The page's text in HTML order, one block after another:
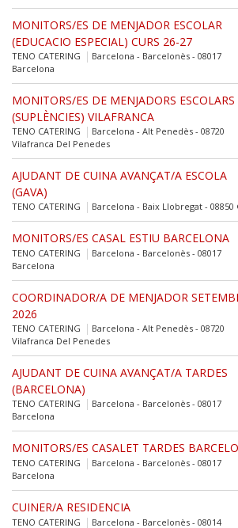
MONITORS/ES DE MENJADOR ESCOLAR
(EDUCACIO ESPECIAL) CURS 26-27
TENO CATERING
Barcelona - Barcelonès - 08017
Barcelona
MONITORS/ES DE MENJADORS ESCOLARS
(SUPLÈNCIES) VILAFRANCA
TENO CATERING
Barcelona - Alt Penedès - 08720
Vilafranca Del Penedes
AJUDANT DE CUINA AVANÇAT/A ESCOLA
(GAVA)
TENO CATERING Barcelona - Baix Llobregat - 08850
MONITORS/ES CASAL ESTIU BARCELONA
TENO CATERING
Barcelona - Barcelonès - 08017
Barcelona
COORDINADOR/A DE MENJADOR
2026
TENO CATERING
Barcelona - Alt Penedès - 08720
Vilafranca Del Penedes
AJUDANT DE CUINA AVANÇAT/A TARDES
(BARCELONA)
TENO CATERING
Barcelona - Barcelonès - 08017
Barcelona
MONITORS/ES CASALET TARDES
TENO CATERING
Barcelona - Barcelonès - 08017
Barcelona
CUINER/A RESIDENCIA
TENO CATERING
Barcelona - Barcelonès - 08014